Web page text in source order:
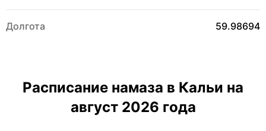
Долгота 59.98694
Расписание намаза в Кальи на
август 2026 года